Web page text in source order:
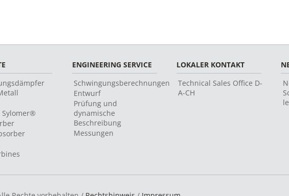
Sylomer®
ENGINEERING SERVICE
Schwingungsberechnungen
Entwurf
Prüfung und
dynamische
Beschreibung
Messungen
LOKALER KONTAKT
Technical Sales Office D-
A-CH